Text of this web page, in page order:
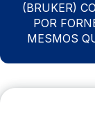
(BRUKER)
POR
MESMOS